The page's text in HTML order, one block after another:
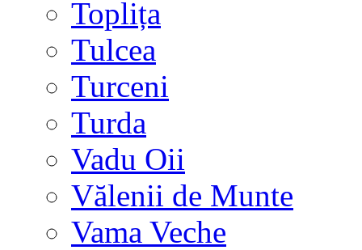
Toplița
Tulcea
Turceni
Turda
Vadu Oii
Vălenii de Munte
Vama Veche